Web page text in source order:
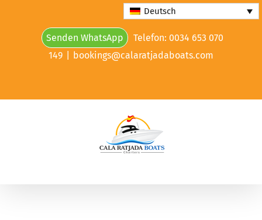
Senden WhatsApp
Telefon: 0034 653 070
149
bookings@calaratjadaboats.com
Deutsch